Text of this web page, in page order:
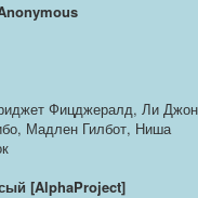
Фицджералд, Ли Джон
Мадлен Гилбот, Ниша
[AlphaProject]